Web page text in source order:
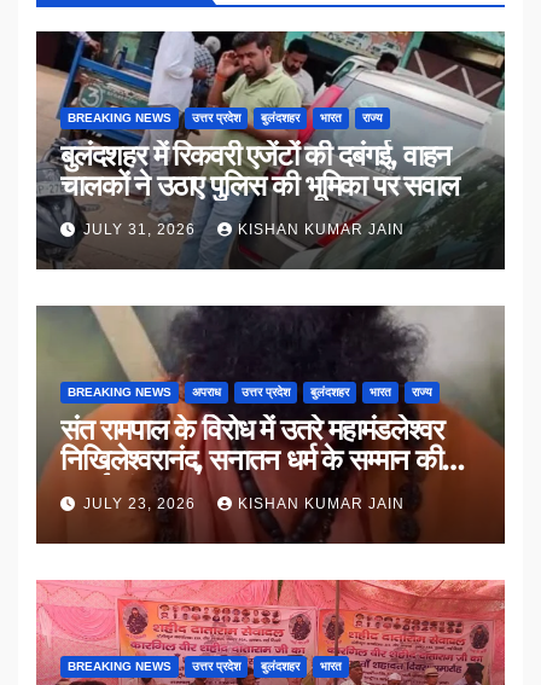
BREAKING NEWS उत्तर प्रदेश बुलंदशहर भारत राज्य
बुलंदशहर में रिकवरी एजेंटों की दबंगई, वाहन
चालकों ने उठाए पुलिस की भूमिका पर सवाल
JULY 31, 2026 KISHAN KUMAR JAIN
BREAKING NEWS अपराध उत्तर प्रदेश बुलंदशहर भारत राज्य
संत रामपाल के विरोध में उतरे महामंडलेश्वर
निखिलेश्वरानंद, सनातन धर्म के सम्मान की
उठाई मांग
JULY 23, 2026 KISHAN KUMAR JAIN
BREAKING NEWS उत्तर प्रदेश बुलंदशहर भारत